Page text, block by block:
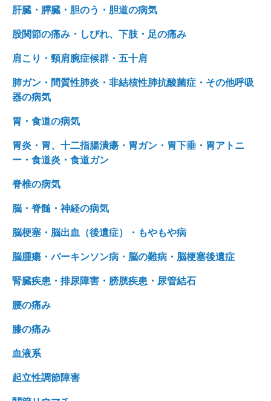
肝臓・膵臓・胆のう・胆道の病気
股関節の痛み・しびれ、下肢・足の痛み
肩こり・頸肩腕症候群・五十肩
肺ガン・間質性肺炎・非結核性肺抗酸菌症・その他呼吸
器の病気
胃・食道の病気
胃炎・胃、十二指腸潰瘍・胃ガン・胃下垂・胃アトニ
ー・食道炎・食道ガン
脊椎の病気
脳・脊髄・神経の病気
脳梗塞・脳出血（後遺症）・もやもや病
脳腫瘍・パーキンソン病・脳の難病・脳梗塞後遺症
腎臓疾患・排尿障害・膀胱疾患・尿管結石
腰の痛み
膝の痛み
血液系
起立性調節障害